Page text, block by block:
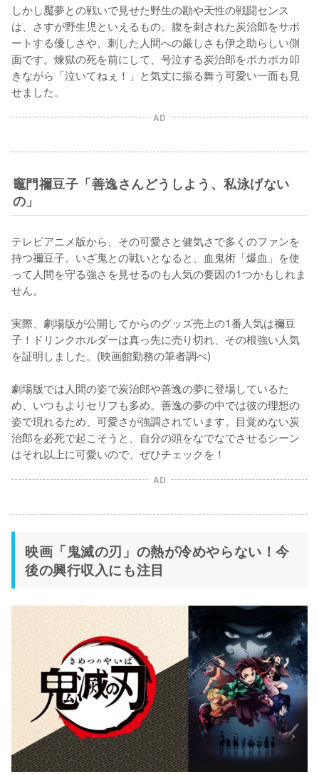
しかし魘夢との戦いで見せた野生の勘や天性の戦闘センス
は、さすが野生児といえるもの。腹を刺された炭治郎をサポ
ートする優しさや、刺した人間への厳しさも伊之助らしい側
面です。煉獄の死を前にして、号泣する炭治郎をポカポカ叩
きながら「泣いてねぇ！」と気丈に振る舞う可愛い一面も見
せました。
AD
竈門禰豆子「善逸さんどうしよう、私泳げない
の」
テレビアニメ版から、その可愛さと健気さで多くのファンを
持つ禰豆子。いざ鬼との戦いとなると、血鬼術「爆血」を使
って人間を守る強さを見せるのも人気の要因の1つかもしれま
せん。
実際、劇場版が公開してからのグッズ売上の1番人気は禰豆
子！ドリンクホルダーは真っ先に売り切れ、その根強い人気
を証明しました。(映画館勤務の筆者調べ)
劇場版では人間の姿で炭治郎や善逸の夢に登場しているた
め、いつもよりセリフも多め。善逸の夢の中では彼の理想の
姿で現れるため、可愛さが強調されています。目覚めない炭
治郎を必死で起こそうと、自分の頭をなでなでさせるシーン
はそれ以上に可愛いので、ぜひチェックを！
AD
映画「鬼滅の刃」の熱が冷めやらない！今
後の興行収入にも注目